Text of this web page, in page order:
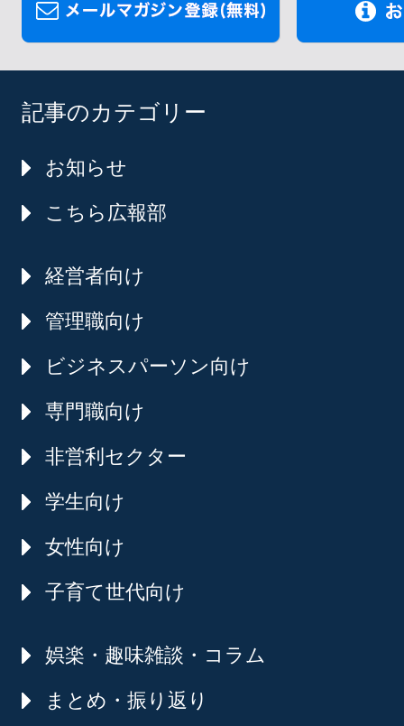
記事のカテゴリー
お知らせ
こちら広報部
経営者向け
管理職向け
ビジネスパーソン向け
専門職向け
非営利セクター
学生向け
女性向け
子育て世代向け
娯楽・趣味雑談・コラム
まとめ・振り返り